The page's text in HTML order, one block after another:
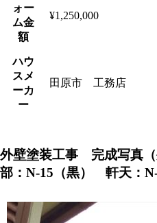
ォー
ム金
額
¥1,250,000
ハウ
スメ
ーカ
ー
田原市 工務店
外壁塗装工事 完成写真
部：N-15（黒） 軒天：N-